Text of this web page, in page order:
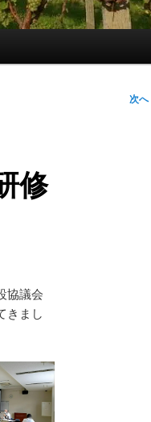
次へ
修
協議会
きまし